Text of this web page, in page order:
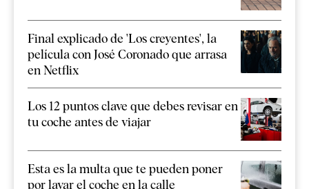
Final explicado de 'Los creyentes', la
película con José Coronado que arrasa
en Netflix
Los 12 puntos clave que debes revisar en
tu coche antes de viajar
Esta es la multa que te pueden poner
por lavar el coche en la calle